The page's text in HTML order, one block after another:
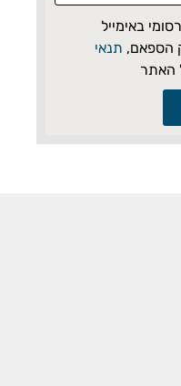
באימייל
הספאם, תנאי
האתר